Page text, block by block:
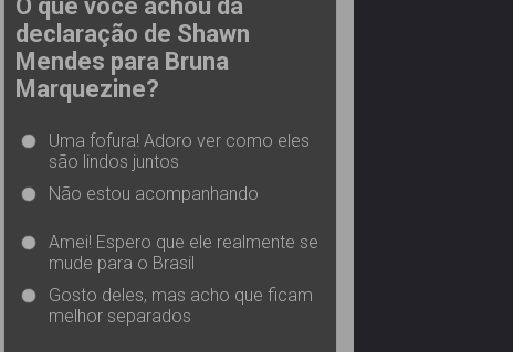
O que você achou da
declaração de Shawn
Mendes para Bruna
Marquezine?
Uma fofura! Adoro ver como eles
são lindos juntos
Não estou acompanhando
Amei! Espero que ele realmente se
mude para o Brasil
Gosto deles, mas acho que ficam
melhor separados